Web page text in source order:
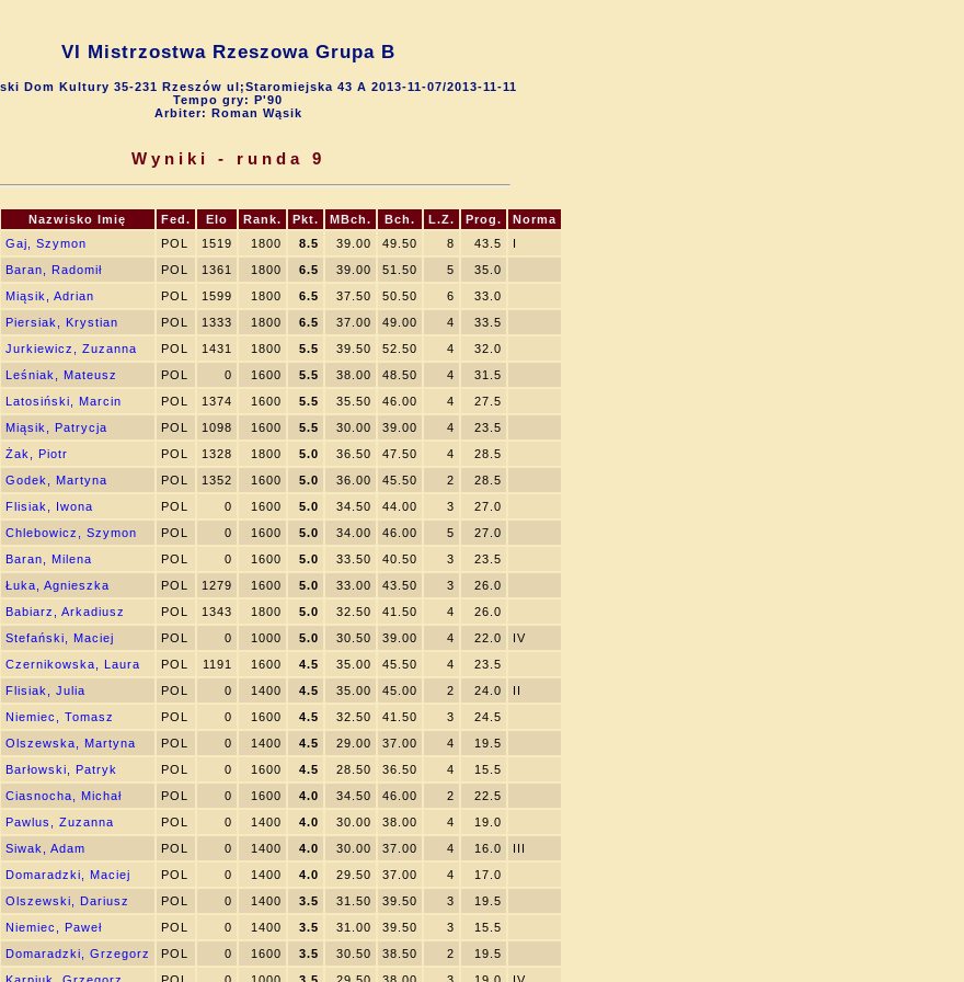
VI Mistrzostwa Rzeszowa Grupa B
Dom Kultury 35-231 Rzeszów ul;Staromiejska 43 A 2013-11-07/2013-11-11
Tempo gry: P'90
Arbiter: Roman Wąsik
Wyniki - runda 9
Nazwisko Imię Fed. Elo Rank. Pkt. MBch. Bch. L.Z. Prog.
Norma
Gaj, Szymon POL 1519 1800 8.5 39.00 49.50 8 43.5
I
Baran, Radomił POL 1361 1800 6.5 39.00 51.50 5
35.0
Miąsik, Adrian POL 1599 1800 6.5 37.50 50.50 6
33.0
Piersiak, Krystian POL 1333 1800 6.5 37.00 49.00 4
33.5
Jurkiewicz, Zuzanna POL 1431 1800 5.5 39.50 52.50 4
32.0
Leśniak, Mateusz POL 0 1600 5.5 38.00 48.50 4
31.5
Latosiński, Marcin POL 1374 1600 5.5 35.50 46.00 4
27.5
Miąsik, Patrycja POL 1098 1600 5.5 30.00 39.00 4
23.5
Żak, Piotr POL 1328 1800 5.0 36.50 47.50 4
28.5
Godek, Martyna POL 1352 1600 5.0 36.00 45.50 2
28.5
Flisiak, Iwona POL 0 1600 5.0 34.50 44.00 3
27.0
Chlebowicz, Szymon POL 0 1600 5.0 34.00 46.00 5
27.0
Baran, Milena POL 0 1600 5.0 33.50 40.50 3
23.5
Łuka, Agnieszka POL 1279 1600 5.0 33.00 43.50 3
26.0
Babiarz, Arkadiusz POL 1343 1800 5.0 32.50 41.50 4
26.0
Stefański, Maciej POL 0 1000 5.0 30.50 39.00 4 22.0
IV
Czernikowska, Laura POL 1191 1600 4.5 35.00 45.50 4
23.5
Flisiak, Julia POL 0 1400 4.5 35.00 45.00 2 24.0
II
Niemiec, Tomasz POL 0 1600 4.5 32.50 41.50 3
24.5
Olszewska, Martyna POL 0 1400 4.5 29.00 37.00 4
19.5
Barłowski, Patryk POL 0 1600 4.5 28.50 36.50 4
15.5
Ciasnocha, Michał POL 0 1600 4.0 34.50 46.00 2
22.5
Pawlus, Zuzanna POL 0 1400 4.0 30.00 38.00 4
19.0
Siwak, Adam POL 0 1400 4.0 30.00 37.00 4 16.0
III
Domaradzki, Maciej POL 0 1400 4.0 29.50 37.00 4
17.0
Olszewski, Dariusz POL 0 1400 3.5 31.50 39.50 3
19.5
Niemiec, Paweł POL 0 1400 3.5 31.00 39.50 3
15.5
Domaradzki, Grzegorz POL 0 1600 3.5 30.50 38.50 2
19.5